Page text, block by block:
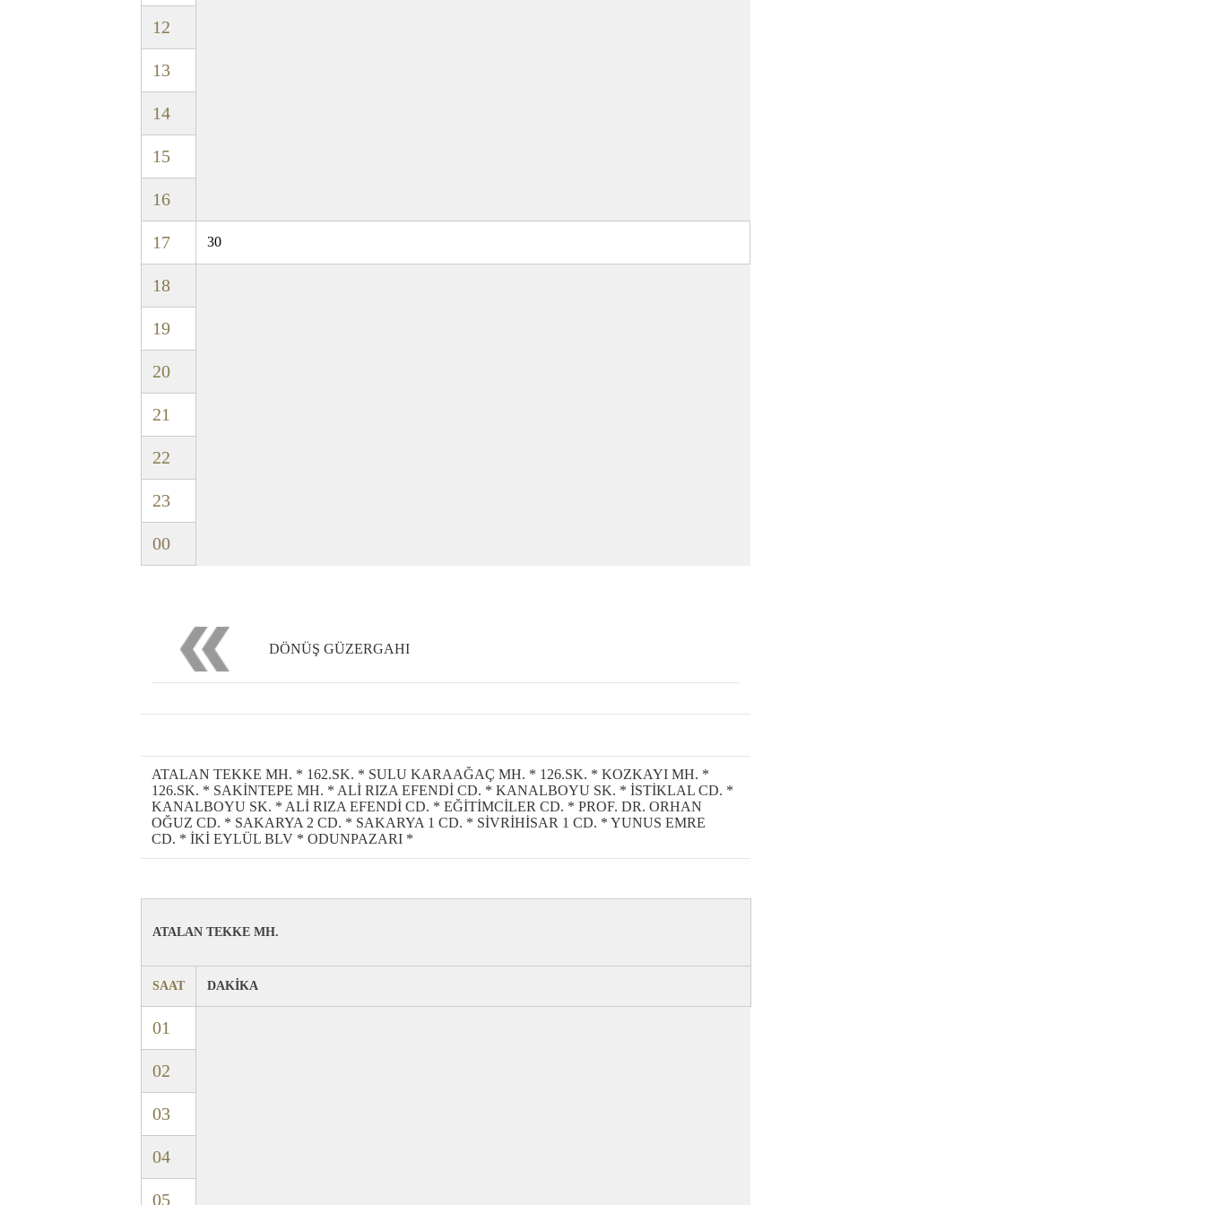
12
13
14
15
16
17 30
18
19
20
21
22
23
00
DÖNÜŞ GÜZERGAHI
ATALAN TEKKE MH. * 162.SK. * SULU KARAAĞAÇ MH. * 126.SK. * KOZKAYI MH. *
126.SK. * SAKİNTEPE MH. * ALİ RIZA EFENDİ CD. * KANALBOYU SK. * İSTİKLAL CD. *
KANALBOYU SK. * ALİ RIZA EFENDİ CD. * EĞİTİMCİLER CD. * PROF. DR. ORHAN
OĞUZ CD. * SAKARYA 2 CD. * SAKARYA 1 CD. * SİVRİHİSAR 1 CD. * YUNUS EMRE
CD. * İKİ EYLÜL BLV * ODUNPAZARI *
ATALAN TEKKE MH.
SAAT DAKİKA
01
02
03
04
05